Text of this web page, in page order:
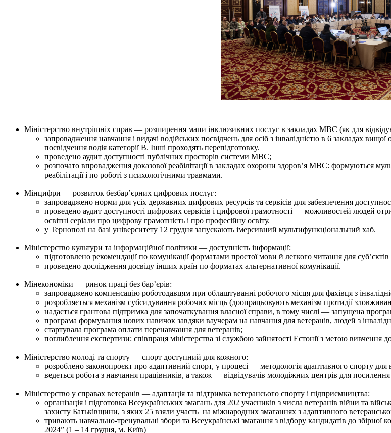
Міністерство внутрішніх справ — розширення мапи інклюзивних послуг в закладах МВС (як для
запровадження навчання і видачі водійських посвідчень для осіб з інвалідністю в 6 закладах
посвідчення водія категорії В. Інші проходять перепідготовку.
проведено аудит доступності публічних просторів системи МВС;
розпочато впровадження доказової реабілітації в закладах охорони здоров’я МВС: формуються
реабілітації і по роботі з психологічними травмами.
Мінцифри — розвиток безбар’єрних цифрових послуг:
запроваджено норми для усіх державних цифрових ресурсів та сервісів для забезпечення
проведено аудит доступності цифрових сервісів і цифрової грамотності — можливостей людей
освітні серіали про цифрову грамотність і про професійну освіту.
у Тернополі на базі університету 12 грудня запускають імерсивний мультифункціональний хаб.
Міністерство культури та інформаційної політики — доступність інформації:
підготовлено рекомендації по комунікації форматами простої мови й легкого читання для
проведено дослідження досвіду інших країн по форматах альтернативної комунікації.
Мінекономіки — ринок праці без бар’єрів:
запроваджено компенсацію роботодавцям при облаштуванні робочого місця для фахівця з
розробляється механізм субсидування робочих місць (доопрацьовують механізм протидії
надається грантова підтримка для започаткування власної справи, в тому числі — запущена
програма формування нових навичок завдяки ваучерам на навчання для ветеранів, людей з
стартувала програма оплати перенавчання для ветеранів;
поглиблення експертизи: співпраця міністерства зі службою зайнятості Естонії з метою вивчення
Міністерство молоді та спорту — спорт доступний для кожного:
розроблено законопроєкт про адаптивний спорт, у процесі — методологія адаптивного спорту для
ведеться робота з навчання працівників, а також — відвідувачів молодіжних центрів для посилення
Міністерство у справах ветеранів — адаптація та підтримка ветерансього спорту і підприємництва:
організація і підготовка Всеукраїнських змагань для 202 учасників з числа ветеранів війни та
захисту Батьківщини, з яких 25 взяли участь на міжнародних змаганнях з адаптивного
тривають навчально-тренувальні збори та Всеукраїнські змагання з відбору кандидатів до
2024” (1 – 14 грудня, м. Київ)